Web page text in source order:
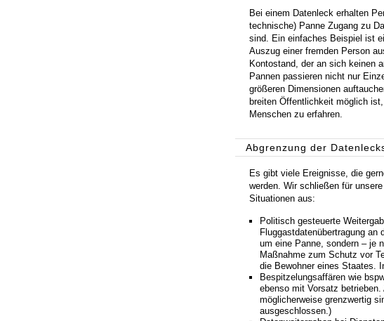
Bei einem Datenleck erhalten
technische) Panne Zugang zu
sind. Ein einfaches Beispiel ist
Auszug einer fremden Person
Kontostand, der an sich keinen
Pannen passieren nicht nur
größeren Dimensionen
breiten Öffentlichkeit möglich
Menschen zu erfahren.
Abgrenzung der
Es gibt viele Ereignisse, die
werden. Wir schließen für
Situationen aus:
Politisch gesteuerte
Fluggastdatenübertragung an
um eine Panne, sondern – je
Maßnahme zum Schutz vor
die Bewohner eines Staates.
Bespitzelungsaffären wie
ebenso mit Vorsatz
möglicherweise grenzwertig
ausgeschlossen.)